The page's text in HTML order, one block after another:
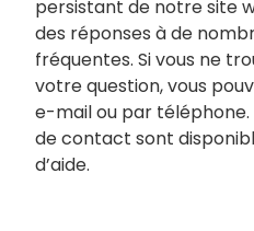
persistant de notre site
des réponses à de
fréquentes. Si vous ne
votre question, vous
e-mail ou par
de contact sont
d’aide.